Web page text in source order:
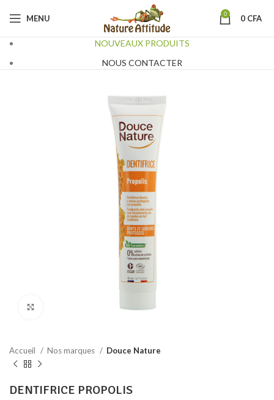
MENU 0 0 CFA
NOUVEAUX PRODUITS
NOUS CONTACTER
Accueil Nos marques Douce Nature
DENTIFRICE PROPOLIS